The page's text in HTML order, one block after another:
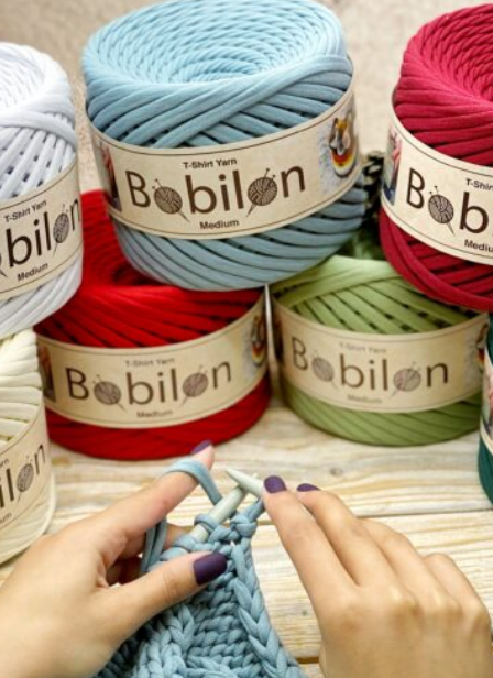
„WESOŁYCH ŚWIĄT” baza
bombka
3.80zł
8 w magazynie
Za zakup tego produktu otrzymasz 4 Pkt
- +
Dodaj do koszyka
Kategoria
Akcesoria drewniane
KONIK NA BIEGUNACH „WESOŁYCH ŚWIĄT” baza